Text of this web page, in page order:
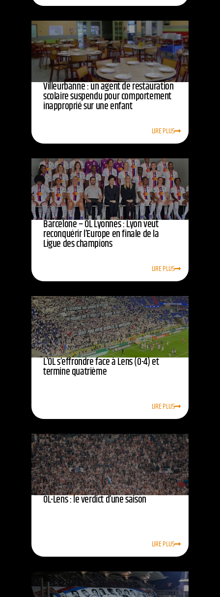
Villeurbanne : un agent de restauration
scolaire suspendu pour comportement
inapproprié sur une enfant
LIRE PLUS
Barcelone – OL Lyonnes : Lyon veut
reconquérir l’Europe en finale de la
Ligue des champions
LIRE PLUS
L’OL s’effrondre face à Lens (0-4) et
termine quatrième
LIRE PLUS
OL-Lens : le verdict d’une saison
LIRE PLUS